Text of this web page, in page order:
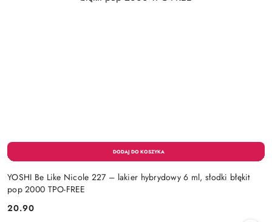
YOSHI Be Like Nicole 227 – lakier hybrydowy 6 ml, słodki błękit
pop 2000 TPO-FREE
Cena:
20.90